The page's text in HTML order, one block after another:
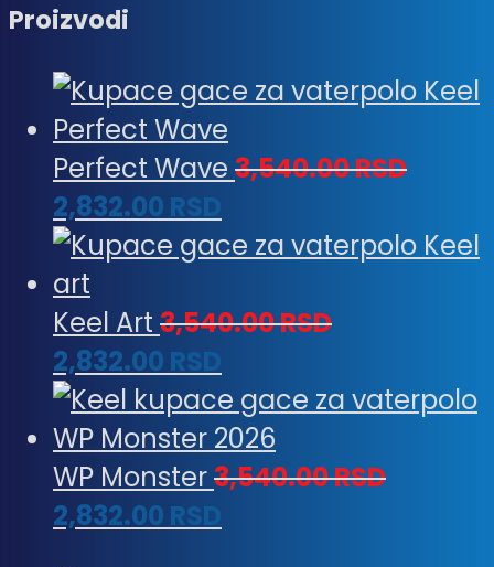
Proizvodi
Perfect Wave 3,540.00RSD
2,832.00 RSD
Keel Art 3,540.00RSD
2,832.00 RSD
WP Monster3,540.00RSD
2,832.00 RSD